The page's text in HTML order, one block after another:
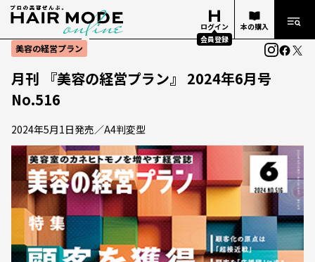
ログイン
会員登録
本の購入
美容の経営プラン
月刊 『美容の経営プラン』 2024年6月号
No.516
2024年5月1日発売／A4判変型